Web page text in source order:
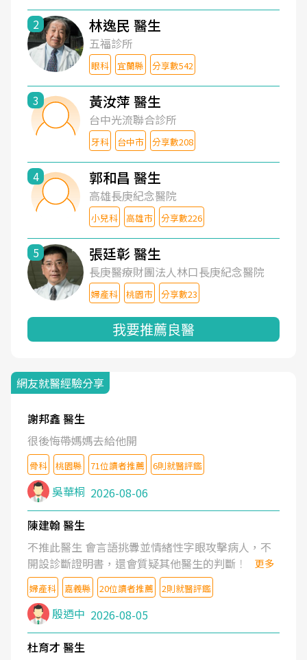
2 林逸民 醫生
五福診所
眼科 宜蘭縣 分享數542
3 黃汝萍 醫生
台中光流聯合診所
牙科 台中市 分享數208
4 郭和昌 醫生
高雄長庚紀念醫院
小兒科 高雄市 分享數226
5 張廷彰 醫生
長庚醫療財團法人林口長庚紀念醫院
婦產科 桃園市 分享數23
我要推薦良醫
網友就醫經驗分享
謝邦鑫 醫生
很後悔帶媽媽去給他開
骨科 桃園縣 71位讀者推薦 6則就醫評鑑
吳華桐 2026-08-06
陳建翰 醫生
不推此醫生 會言語挑釁並情緒性字眼攻擊病人，不
開設診斷證明書，還會質疑其他醫生的判斷！
更多
婦產科 嘉義縣 20位讀者推薦 2則就醫評鑑
殷迺中 2026-08-05
杜育才 醫生